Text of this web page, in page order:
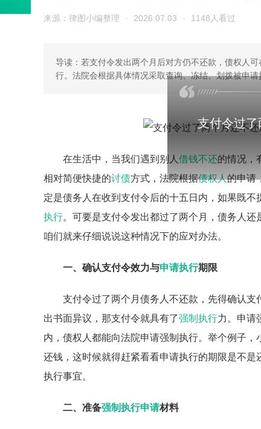
来源：律图小编整理 · 2026.07.03 · 1148人看过
导读：若支付令发出两个月后对方仍不还款，债权人
行。法院会根据具体情况采取查询、冻结、划拨被申
支付令过
在生活中，当我们遇到别人 借钱不还的情况，
相对简便快捷的讨债方式，法院根据债权人的申请
定是债务人在收到支付令后的十五日内，如果既
执行。可要是支付令发出都过了两个月，债务人
咱们就来仔细说说这种情况下的应对办法。
一、确认支付令效力与申请执行期限
支付令过了两个月债务人不还款，先得确认
出书面异议，那支付令就具有了强制执行力。申请
内，债权人都能向法院申请强制执行。举个例子
还钱，这时候就得赶紧看看申请执行的期限是不
执行事宜。
二、准备强制执行申请材料